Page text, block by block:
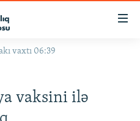
vaxtı 06:39
vaksini ilə